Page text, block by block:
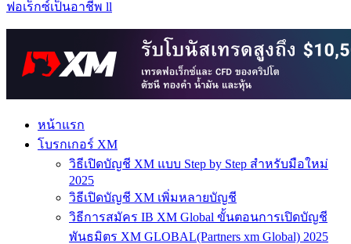
ฟอเร็กซ์เป็นอาชีพ ll
หน้าแรก
โบรกเกอร์ XM
วิธีเปิดบัญชี XM แบบ Step by Step สำหรับมือใหม่
2025
วิธีเปิดบัญชี XM เพิ่มหลายบัญชี
วิธีการสมัคร IB XM Global ขั้นตอนการเปิดบัญชี
พันธมิตร XM GLOBAL(Partners xm Global) 2025